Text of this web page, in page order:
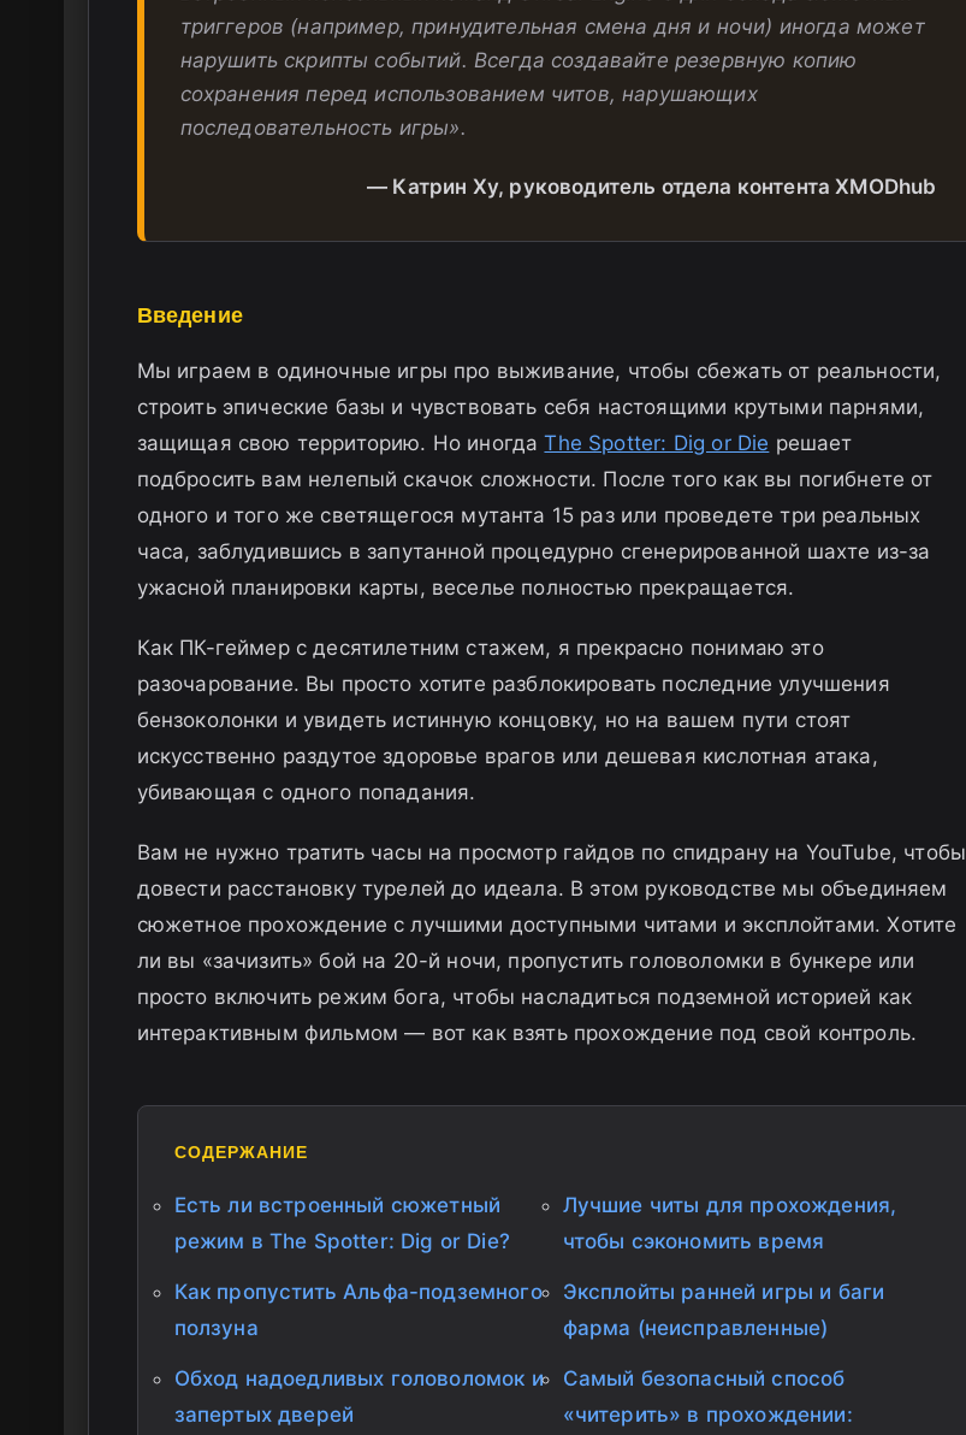
триггеров (например, принудительная смена дня и ночи) иногда может
нарушить скрипты событий. Всегда создавайте резервную копию
сохранения перед использованием читов, нарушающих
последовательность игры».
— Катрин Ху, руководитель отдела контента XMODhub
Введение
Мы играем в одиночные игры про выживание, чтобы сбежать от реальности,
строить эпические базы и чувствовать себя настоящими крутыми парнями,
защищая свою территорию. Но иногдаThe Spotter: Dig or Die решает
подбросить вам нелепый скачок сложности. После того как вы погибнете от
одного и того же светящегося мутанта 15 раз или проведете три реальных
часа, заблудившись в запутанной процедурно сгенерированной шахте из-за
ужасной планировки карты, веселье полностью прекращается.
Как ПК-геймер с десятилетним стажем, я прекрасно понимаю это
разочарование. Вы просто хотите разблокировать последние улучшения
бензоколонки и увидеть истинную концовку, но на вашем пути стоят
искусственно раздутое здоровье врагов или дешевая кислотная атака,
убивающая с одного попадания.
Вам не нужно тратить часы на просмотр гайдов по спидрану на YouTube, чтобы
довести расстановку турелей до идеала. В этом руководстве мы объединяем
сюжетное прохождение с лучшими доступными читами и эксплойтами. Хотите
ли вы «зачизить» бой на 20-й ночи, пропустить головоломки в бункере или
просто включить режим бога, чтобы насладиться подземной историей как
интерактивным фильмом — вот как взять прохождение под свой контроль.
СОДЕРЖАНИЕ
Есть ли встроенный сюжетный
режим в The Spotter: Dig or Die?
Лучшие читы для прохождения,
чтобы сэкономить время
Как пропустить Альфа-подземного
ползуна
Эксплойты ранней игры и баги
фарма (неисправленные)
Обход надоедливых головоломок и
запертых дверей
Самый безопасный способ
«читерить» в прохождении: